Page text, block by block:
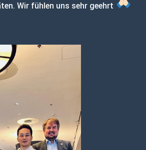
Wir fühlen uns sehr geehrt